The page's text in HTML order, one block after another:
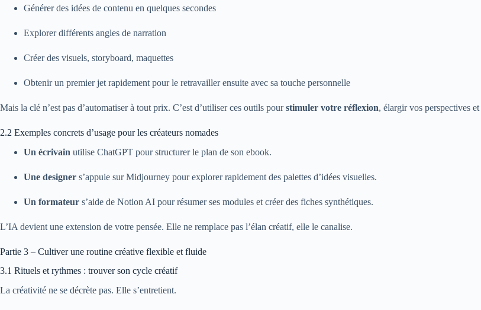
Générer des idées de contenu en quelques secondes
Explorer différents angles de narration
Créer des visuels, storyboard, maquettes
Obtenir un premier jet rapidement pour le retravailler ensuite avec sa touche personnelle
Mais la clé n’est pas d’automatiser à tout prix. C’est d’utiliser ces outils pourstimuler votre réflexion, élargir vos perspectives et
2.2 Exemples concrets d’usage pour les créateurs nomades
Un écrivain utilise ChatGPT pour structurer le plan de son ebook.
Une designer s’appuie sur Midjourney pour explorer rapidement des palettes d’idées visuelles.
Un formateur s’aide de Notion AI pour résumer ses modules et créer des fiches synthétiques.
L’IA devient une extension de votre pensée. Elle ne remplace pas l’élan créatif, elle le canalise.
Partie 3 – Cultiver une routine créative flexible et fluide
3.1 Rituels et rythmes : trouver son cycle créatif
La créativité ne se décrète pas. Elle s’entretient.